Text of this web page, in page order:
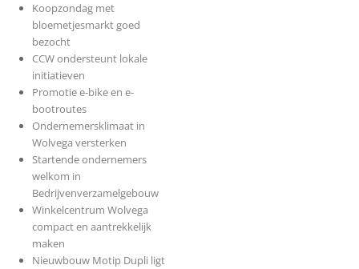
Koopzondag met
bloemetjesmarkt goed
bezocht
CCW ondersteunt lokale
initiatieven
Promotie e-bike en e-
bootroutes
Ondernemersklimaat in
Wolvega versterken
Startende ondernemers
welkom in
Bedrijvenverzamelgebouw
Winkelcentrum Wolvega
compact en aantrekkelijk
maken
Nieuwbouw Motip Dupli ligt